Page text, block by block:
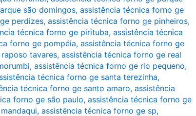
são domingos, assistência técnica forno ge
perdizes, assistência técnica forno ge pinheiros,
técnica forno ge pirituba, assistência técnica
forno ge pompéia, assistência técnica forno ge
tavares, assistência técnica forno ge real
, assistência técnica forno ge rio pequeno,
técnica forno ge santa terezinha,
técnica forno ge santo amaro, assistência
forno ge são paulo, assistência técnica forno ge
, assistência técnica forno ge sp,